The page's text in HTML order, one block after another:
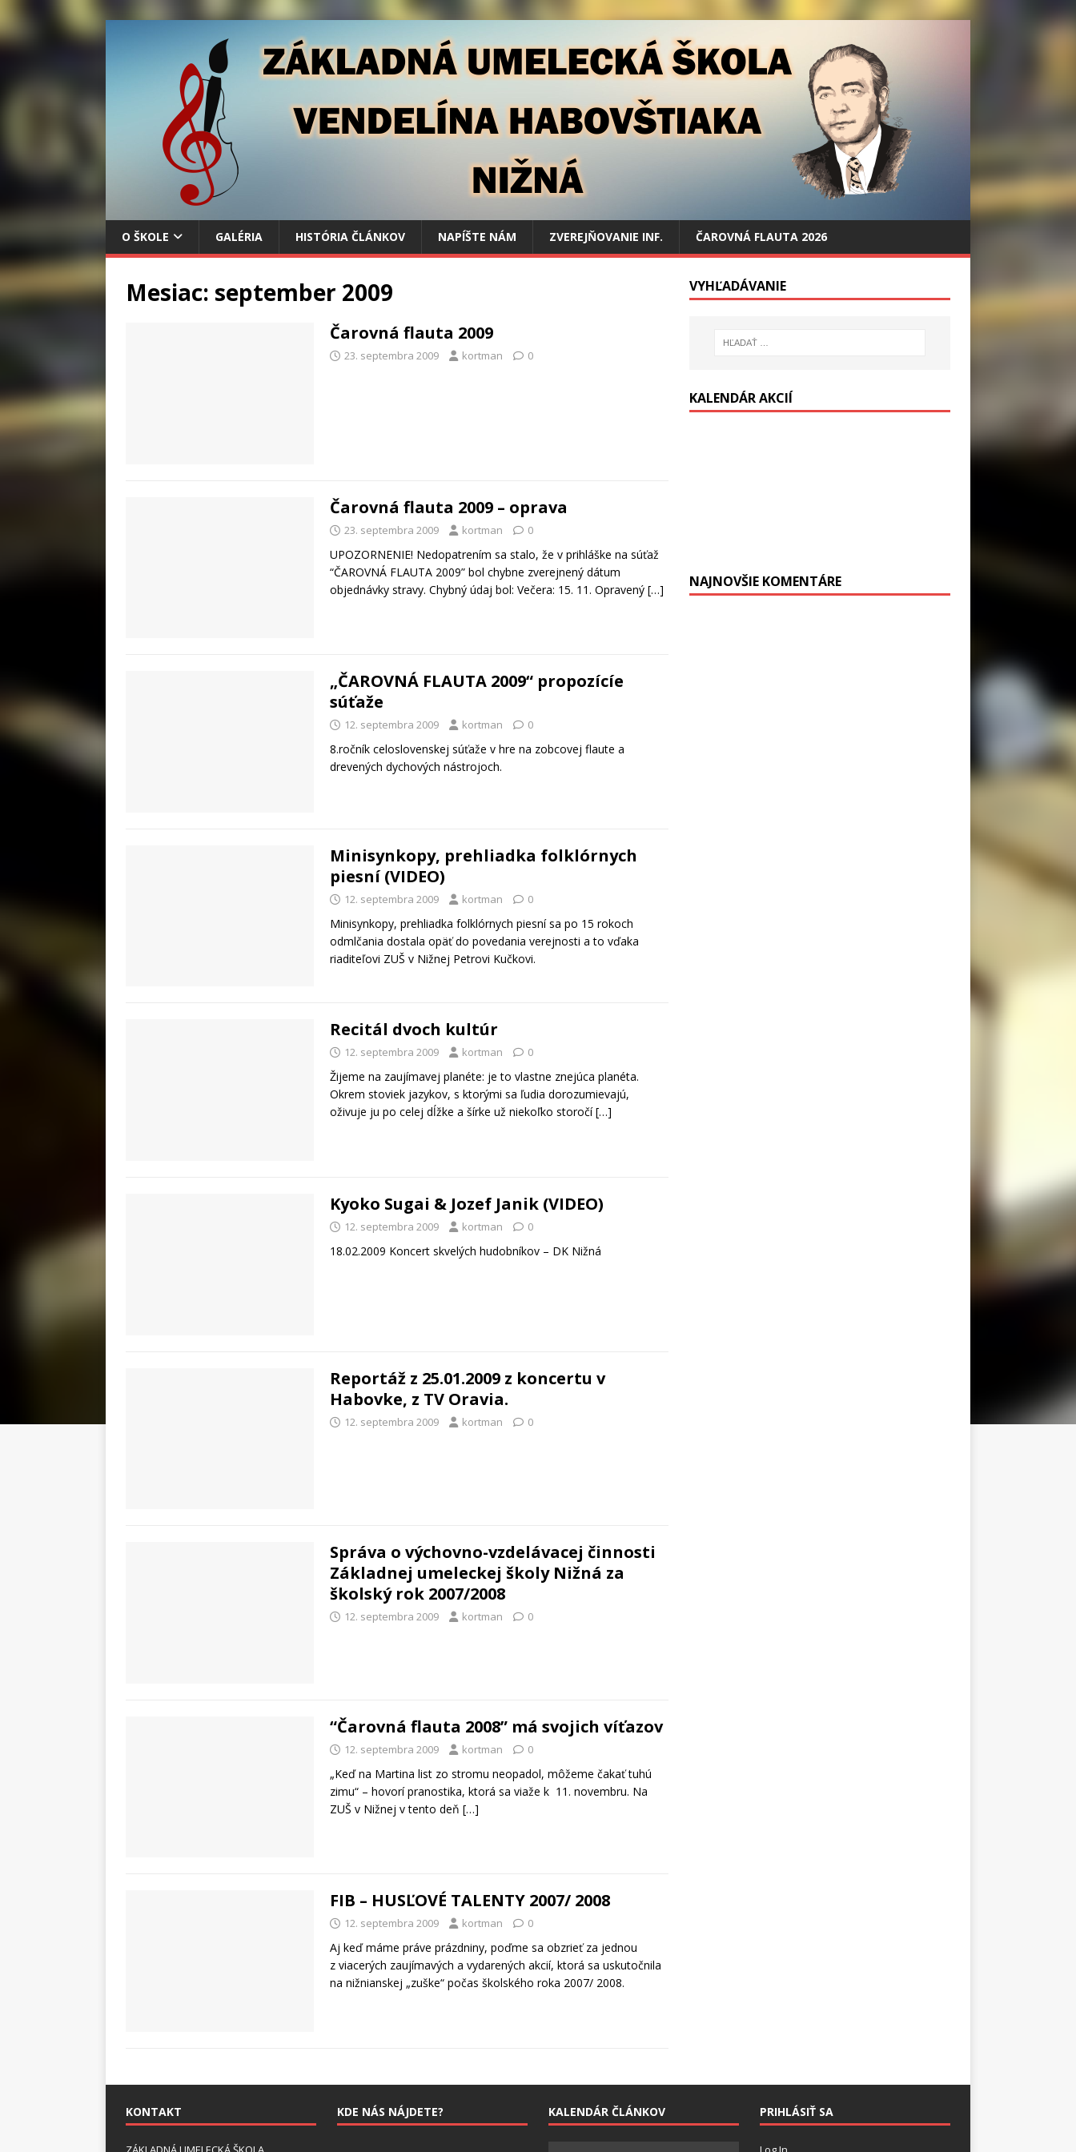
O ŠKOLE GALÉRIA HISTÓRIA ČLÁNKOV NAPÍŠTE NÁM ZVEREJŇOVANIE INF. ČAROVNÁ FLAUTA 2026
Mesiac: september 2009
Čarovná flauta 2009
23. septembra 2009 kortman 0
Čarovná flauta 2009 – oprava
23. septembra 2009 kortman 0
UPOZORNENIE! Nedopatrením sa stalo, že v prihláške na súťaž
“ČAROVNÁ FLAUTA 2009” bol chybne zverejnený dátum
objednávky stravy. Chybný údaj bol: Večera: 15. 11. Opravený […]
„ČAROVNÁ FLAUTA 2009“ propozícíe
súťaže
12. septembra 2009 kortman 0
8.ročník celoslovenskej súťaže v hre na zobcovej flaute a
drevených dychových nástrojoch.
Minisynkopy, prehliadka folklórnych
piesní (VIDEO)
12. septembra 2009 kortman 0
Minisynkopy, prehliadka folklórnych piesní sa po 15 rokoch
odmlčania dostala opäť do povedania verejnosti a to vďaka
riaditeľovi ZUŠ v Nižnej Petrovi Kučkovi.
Recitál dvoch kultúr
12. septembra 2009 kortman 0
Žijeme na zaujímavej planéte: je to vlastne znejúca planéta.
Okrem stoviek jazykov, s ktorými sa ľudia dorozumievajú,
oživuje ju po celej dĺžke a šírke už niekoľko storočí[…]
Kyoko Sugai & Jozef Janik (VIDEO)
12. septembra 2009 kortman 0
18.02.2009 Koncert skvelých hudobníkov – DK Nižná
Reportáž z 25.01.2009 z koncertu v
Habovke, z TV Oravia.
12. septembra 2009 kortman 0
Správa o výchovno-vzdelávacej činnosti
Základnej umeleckej školy Nižná za
školský rok 2007/2008
12. septembra 2009 kortman 0
“Čarovná flauta 2008” má svojich víťazov
12. septembra 2009 kortman 0
„Keď na Martina list zo stromu neopadol, môžeme čakať tuhú
zimu“ – hovorí pranostika, ktorá sa viaže k 11. novembru. Na
ZUŠ v Nižnej v tento deň […]
FIB – HUSĽOVÉ TALENTY 2007/ 2008
12. septembra 2009 kortman 0
Aj keď máme práve prázdniny, poďme sa obzrieť za jednou
z viacerých zaujímavých a vydarených akcií, ktorá sa uskutočnila
na nižnianskej „zuške“ počas školského roka 2007/ 2008.
VYHĽADÁVANIE
KALENDÁR AKCIÍ
NAJNOVŠIE KOMENTÁRE
KONTAKT KDE NÁS NÁJDETE? KALENDÁR ČLÁNKOV PRIHLÁSIŤ SA